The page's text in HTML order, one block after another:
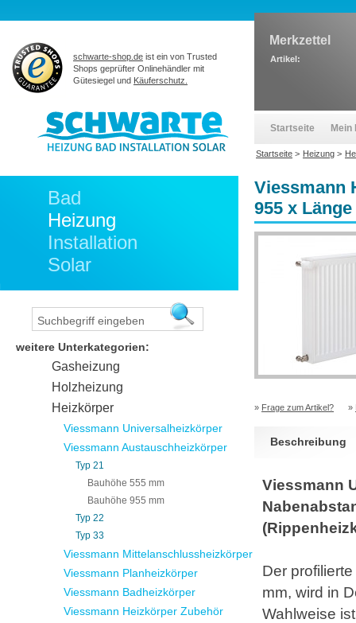
Viessmann
955 x
» Frage zum Artikel? »
Beschreibung
Viessmann
Der
mm, wird in
Wahlweise
Bad
Heizung
Installation
Solar
weitere Unterkategorien:
Gasheizung
Holzheizung
Heizkörper
Viessmann Universalheizkörper
Viessmann Austauschheizkörper
Typ 21
Bauhöhe 555 mm
Bauhöhe 955 mm
Typ 22
Typ 33
Viessmann Mittelanschlussheizkörper
Viessmann Planheizkörper
Viessmann Badheizkörper
Viessmann Heizkörper Zubehör
schwarte-shop.de ist ein von Trusted
Shops geprüfter Onlinehändler mit
Gütesiegel und Käuferschutz.
Merkzettel
Artikel:
Startseite Mein
Startseite > Heizung >